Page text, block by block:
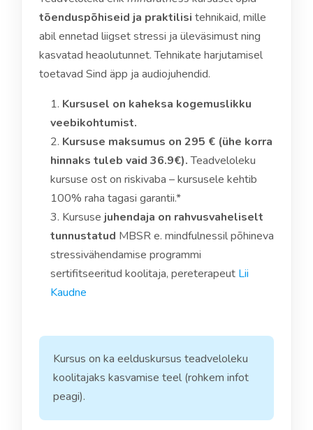
tõenduspõhiseid ja praktilisi tehnikaid, mille
abil ennetad liigset stressi ja üleväsimust ning
kasvatad heaolutunnet. Tehnikate harjutamisel
toetavad Sind äpp ja audiojuhendid.
Kursusel on kaheksa kogemuslikku
veebikohtumist.
Kursuse maksumus on 295 € (ühe korra
hinnaks tuleb vaid 36.9€).Teadveloleku
kursuse ost on riskivaba – kursusele kehtib
100% raha tagasi garantii.*
Kursuse juhendaja on rahvusvaheliselt
tunnustatud MBSR e. mindfulnessil põhineva
stressivähendamise programmi
sertifitseeritud koolitaja, pereterapeut Lii
Kaudne
Kursus on ka eelduskursus teadveloleku
koolitajaks kasvamise teel (rohkem infot
peagi).